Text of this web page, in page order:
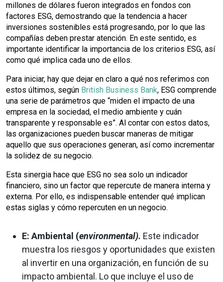
millones de dólares fueron integrados en fondos con
factores ESG, demostrando que la tendencia a hacer
inversiones sostenibles está progresando, por lo que las
compañías deben prestar atención. En este sentido, es
importante identificar la importancia de los criterios ESG, así
como qué implica cada uno de ellos.
Para iniciar, hay que dejar en claro a qué nos referimos con
estos últimos, según British Business Bank, ESG comprende
una serie de parámetros que “miden el impacto de una
empresa en la sociedad, el medio ambiente y cuán
transparente y responsable es”. Al contar con estos datos,
las organizaciones pueden buscar maneras de mitigar
aquello que sus operaciones generan, así como incrementar
la solidez de su negocio.
Esta sinergia hace que ESG no sea solo un indicador
financiero, sino un factor que repercute de manera interna y
externa. Por ello, es indispensable entender qué implican
estas siglas y cómo repercuten en un negocio.
E: Ambiental (environmental). Este indicador
muestra los riesgos y oportunidades que existen
al invertir en una organización, en función de su
impacto ambiental. Lo que incluye el uso de